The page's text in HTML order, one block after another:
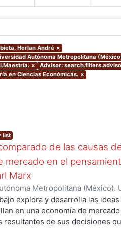
Herlan André ×
Autónoma Metropolitana
× Advisor:
en Ciencias Económicas. ×
list
de las causas
mercado en el
Marx
Metropolitana (México).
Información.,2017)Argandoña
explora y desarrolla las
en una economía de
resultantes de sus decisiones